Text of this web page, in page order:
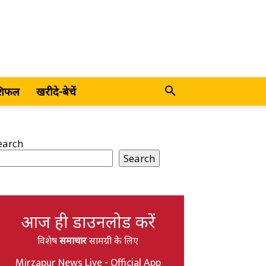
खरीदे-बेचें
Search
आज ही डाउनलोड करें
विशेषसमाचारसामग्री के लिए